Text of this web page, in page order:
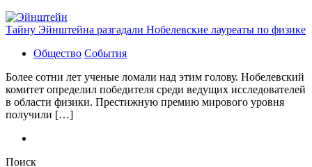
Тайну Эйнштейна разгадали Нобелевские лауреаты по физике
Общество События
Более сотни лет ученые ломали над этим голову. Нобелевский
комитет определил победителя среди ведущих исследователей
в области физики. Престижную премию мирового уровня
получили […]
Поиск